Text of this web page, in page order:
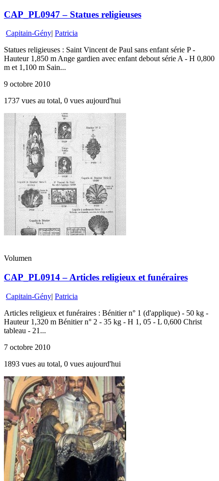
CAP_PL0947 – Statues religieuses
Capitain-Gény| Patricia
Statues religieuses : Saint Vincent de Paul sans enfant série P -
Hauteur 1,850 m Ange gardien avec enfant debout série A - H 0,800
m et 1,100 m Sain...
9 octobre 2010
1737 vues au total, 0 vues aujourd'hui
Volumen
CAP_PL0914 – Articles religieux et funéraires
Capitain-Gény| Patricia
Articles religieux et funéraires : Bénitier n° 1 (d'applique) - 50 kg -
Hauteur 1,320 m Bénitier n° 2 - 35 kg - H 1, 05 - L 0,600 Christ
tableau - 21...
7 octobre 2010
1893 vues au total, 0 vues aujourd'hui